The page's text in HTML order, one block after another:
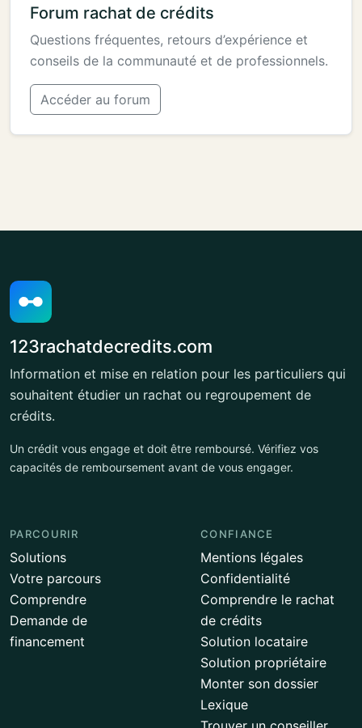
Forum rachat de crédits
Questions fréquentes, retours d’expérience et
conseils de la communauté et de professionnels.
Accéder au forum
123rachatdecredits.com
Information et mise en relation pour les particuliers qui
souhaitent étudier un rachat ou regroupement de
crédits.
Un crédit vous engage et doit être remboursé. Vérifiez vos
capacités de remboursement avant de vous engager.
PARCOURIR
Solutions
Votre parcours
Comprendre
Demande de
financement
CONFIANCE
Mentions légales
Confidentialité
Comprendre le rachat
de crédits
Solution locataire
Solution propriétaire
Monter son dossier
Lexique